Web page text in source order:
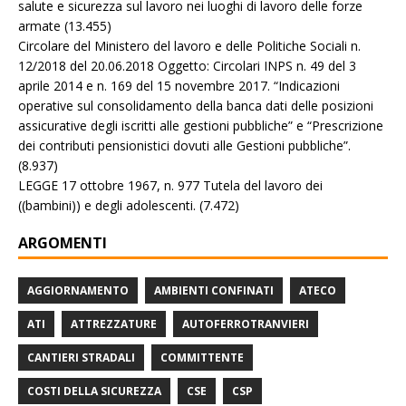
salute e sicurezza sul lavoro nei luoghi di lavoro delle forze
armate (13.455)
Circolare del Ministero del lavoro e delle Politiche Sociali n.
12/2018 del 20.06.2018 Oggetto: Circolari INPS n. 49 del 3
aprile 2014 e n. 169 del 15 novembre 2017. “Indicazioni
operative sul consolidamento della banca dati delle posizioni
assicurative degli iscritti alle gestioni pubbliche” e “Prescrizione
dei contributi pensionistici dovuti alle Gestioni pubbliche”.
(8.937)
LEGGE 17 ottobre 1967, n. 977 Tutela del lavoro dei
((bambini)) e degli adolescenti. (7.472)
ARGOMENTI
AGGIORNAMENTO AMBIENTI CONFINATI ATECO
ATI ATTREZZATURE AUTOFERROTRANVIERI
CANTIERI STRADALI COMMITTENTE
COSTI DELLA SICUREZZA CSE CSP